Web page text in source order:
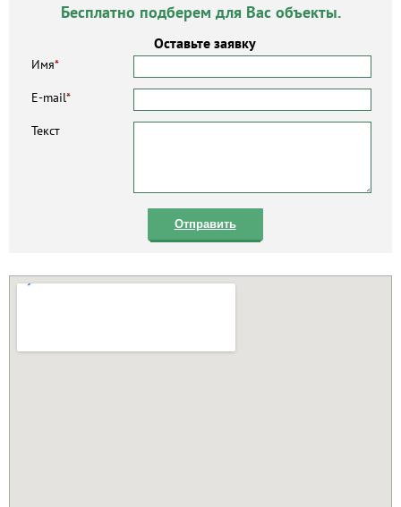
Бесплатно подберем для Вас объекты.
Оставьте заявку
Имя*
E-mail*
Текст
Отправить